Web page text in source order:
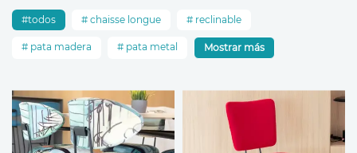
todos chaisse longue reclinable
pata madera pata metal Mostrar más